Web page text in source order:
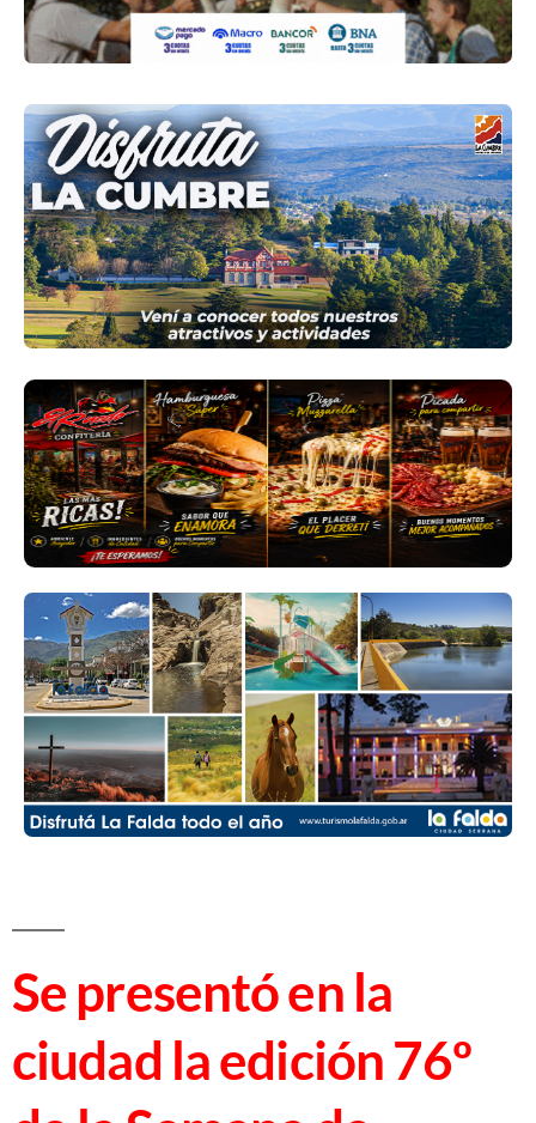
Se presentó en la
ciudad la edición 76º